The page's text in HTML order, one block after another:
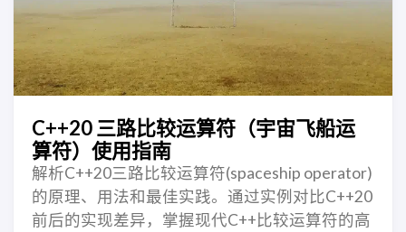
C++20 三路比较运算符（宇宙飞船运
算符）使用指南
解析C++20三路比较运算符(spaceship operator)
的原理、用法和最佳实践。通过实例对比C++20
前后的实现差异，掌握现代C++比较运算符的高